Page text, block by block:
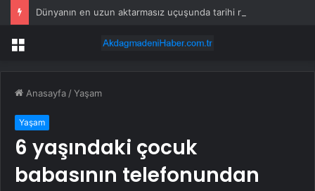
Menü
Anasayfa /Yaşam
Yaşam
6 yaşındaki çocuk
babasının telefonundan